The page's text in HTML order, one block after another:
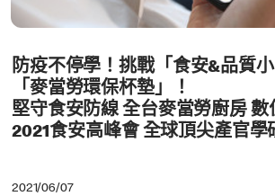
防疫不停學！挑戰「食安&品質
「麥當勞環保杯墊」！
堅守食安防線 全台麥當勞廚房 數
2021食安高峰會 全球頂尖產官學
2021/06/07